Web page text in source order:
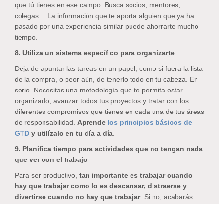
que tú tienes en ese campo. Busca socios, mentores,
colegas… La información que te aporta alguien que ya ha
pasado por una experiencia similar puede ahorrarte mucho
tiempo.
8. Utiliza un sistema específico para organizarte
Deja de apuntar las tareas en un papel, como si fuera la lista
de la compra, o peor aún, de tenerlo todo en tu cabeza. En
serio. Necesitas una metodología que te permita estar
organizado, avanzar todos tus proyectos y tratar con los
diferentes compromisos que tienes en cada una de tus áreas
de responsabilidad. Aprende los principios básicos de
GTD y utilízalo en tu día a día
9. Planifica tiempo para actividades que no tengan nada
que ver con el trabajo
Para ser productivo, tan importante es trabajar cuando
hay que trabajar como lo es descansar, distraerse y
divertirse cuando no hay que trabajar. Si no, acabarás